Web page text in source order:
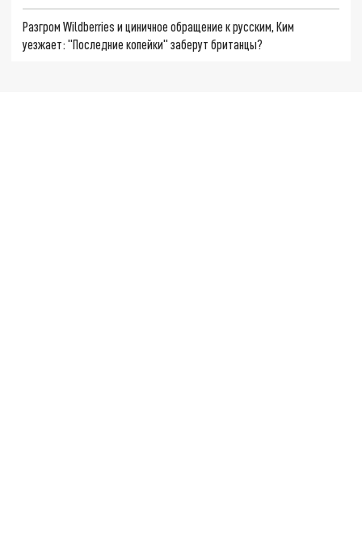
Разгром Wildberries и циничное обращение к русским, Ким
уезжает: "Последние копейки" заберут британцы?